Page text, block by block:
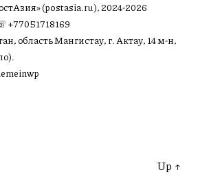
(postasia.ru), 2024-2026
+77051718169
область Мангистау, г. Актау, 14 м-н,
Up ↑